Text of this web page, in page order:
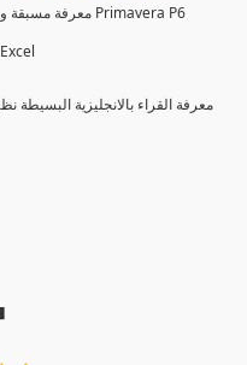
معرفة مسبقة و مستوى مبتدئ إلى متوسط في استخدام برنامج Primavera P6
مستوى مبتدئ إلى متوسط في استخدام برنامج Excel
معرفة القراء بالانجليزية البسيطة